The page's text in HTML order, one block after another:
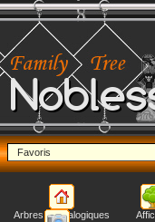
Favoris
Arbres généalogiques